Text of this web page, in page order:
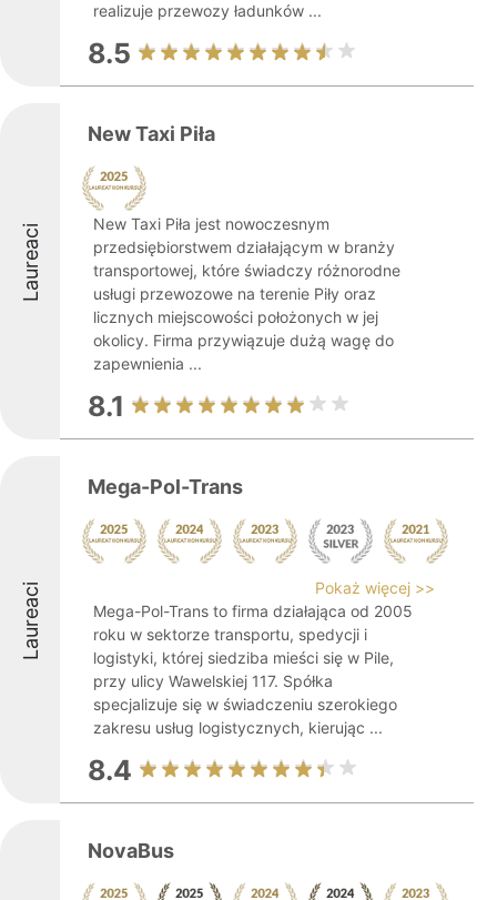
realizuje przewozy ładunków ...
8.5
Laureaci
New Taxi Piła
New Taxi Piła jest nowoczesnym
przedsiębiorstwem działającym w branży
transportowej, które świadczy różnorodne
usługi przewozowe na terenie Piły oraz
licznych miejscowości położonych w jej
okolicy. Firma przywiązuje dużą wagę do
zapewnienia ...
8.1
Laureaci
Mega-Pol-Trans
Pokaż więcej >>
Mega-Pol-Trans to firma działająca od 2005
roku w sektorze transportu, spedycji i
logistyki, której siedziba mieści się w Pile,
przy ulicy Wawelskiej 117. Spółka
specjalizuje się w świadczeniu szerokiego
zakresu usług logistycznych, kierując ...
8.4
NovaBus